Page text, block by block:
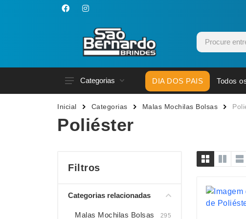
Categorias
Acessórios p/ Celular
Acessórios para Carros
Bar e Bebidas
Bolsas Térmicas
Brinquedos
Caixas de Som
Canecas
Casa
Chapéus
Conjuntos
DIA DOS PAIS Todos
Inicial Categorias Malas Mochilas Bolsas
Poliéster
Filtros
Categorias relacionadas
Malas Mochilas Bolsas 295